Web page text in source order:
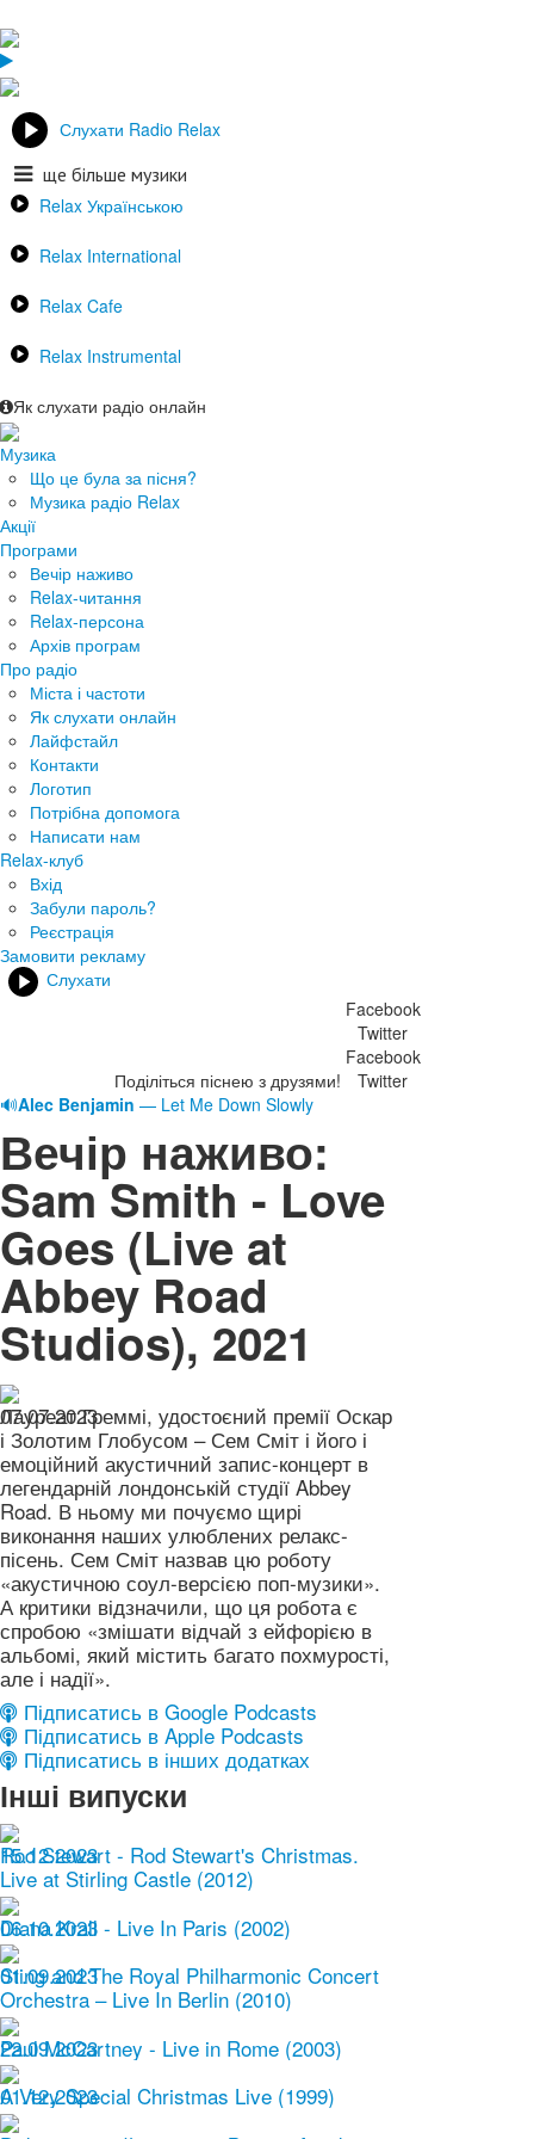
Слухати Radio Relax
ще більше музики
Relax Українською
Relax International
Relax Cafe
Relax Instrumental
Як слухати радіо онлайн
Музика
Що це була за пісня?
Музика радіо Relax
Акції
Програми
Вечір наживо
Relax-читання
Relax-персона
Архів програм
Про радіо
Міста і частоти
Як слухати онлайн
Лайфстайл
Контакти
Логотип
Потрібна допомога
Написати нам
Relax-клуб
Вхід
Забули пароль?
Реєстрація
Замовити рекламу
Слухати
Поділіться піснею з друзями!
Facebook
Twitter
Facebook
Twitter
🔊Alec Benjamin — Let Me Down Slowly
Вечір наживо:
Sam Smith - Love
Goes (Live at
Abbey Road
Studios), 2021
07.07.2023
Лауреат Греммі, удостоєний премії Оскар
і Золотим Глобусом – Сем Сміт і його і
емоційний акустичний запис-концерт в
легендарній лондонській студії Abbey
Road. В ньому ми почуємо щирі
виконання наших улюблених релакс-
пісень. Сем Сміт назвав цю роботу
«акустичною соул-версією поп-музики».
А критики відзначили, що ця робота є
спробою «змішати відчай з ейфорією в
альбомі, який містить багато похмурості,
але і надії».
Підписатись в Google Podcasts
Підписатись в Apple Podcasts
Підписатись в інших додатках
Інші випуски
15.12.2023
Rod Stewart - Rod Stewart's Christmas.
Live at Stirling Castle (2012)
06.10.2023
Diana Krall - Live In Paris (2002)
01.09.2023
Sting and The Royal Philharmonic Concert
Orchestra – Live In Berlin (2010)
22.09.2023
Paul McCartney - Live in Rome (2003)
01.12.2023
A Very Special Christmas Live (1999)